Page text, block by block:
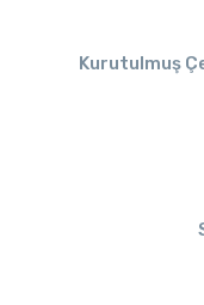
Kurutulmuş